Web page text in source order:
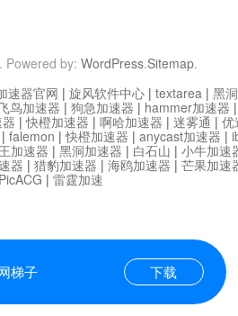
. Powered by: WordPress.Sitemap.
梯子 下载
速器官网 | 旋风软件中心 | textarea | 黑
鸟加速器 | 狗急加速器 | hammer加速器
|快橙加速器 | 啊哈加速器 | 迷雾通 | 优
| falemon |快橙加速器 | anycast加速器 |
加速器 | 黑洞加速器 | 白石山 | 小牛加速
器 | 猎豹加速器 | 海鸥加速器 | 芒果加速
PicACG | 雷霆加速